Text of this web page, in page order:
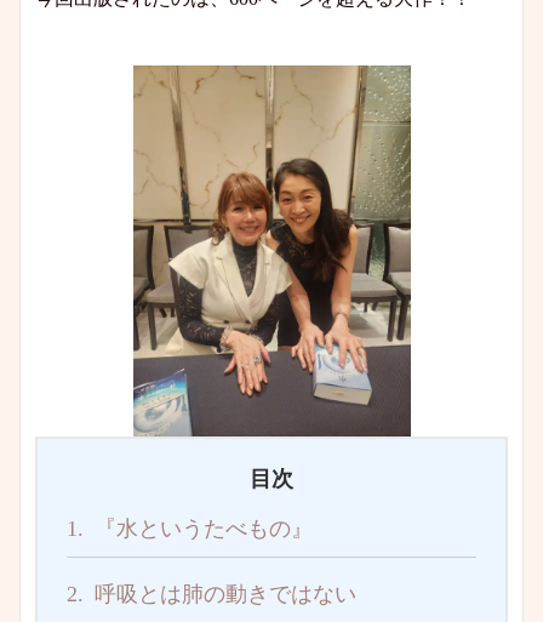
目次
1. 『水というたべもの』
2. 呼吸とは肺の動きではない